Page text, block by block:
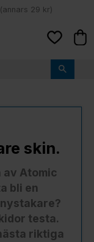
29 kr)
vi skickar lagervaror
skin.
Atomic
bli en
testa.
riktiga